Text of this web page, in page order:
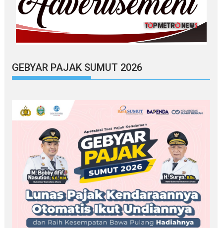
GEBYAR PAJAK SUMUT 2026